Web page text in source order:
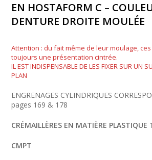
EN HOSTAFORM C –
DENTURE DROITE MOULÉE
Attention : du fait même de leur moulage,
toujours une présentation cintrée.
IL EST INDISPENSABLE DE LES FIXER SUR UN
PLAN
ENGRENAGES CYLINDRIQUES
pages 169 & 178
CRÉMAILLÈRES EN MATIÈRE PLASTIQUE
CMPT